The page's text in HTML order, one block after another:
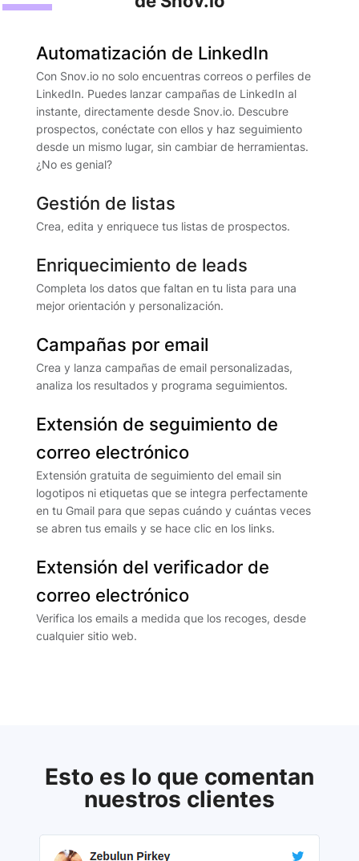
Automatización de LinkedIn
Con Snov.io no solo encuentras correos o perfiles de
LinkedIn. Puedes lanzar campañas de LinkedIn al
instante, directamente desde Snov.io. Descubre
prospectos, conéctate con ellos y haz seguimiento
desde un mismo lugar, sin cambiar de herramientas.
¿No es genial?
Gestión de listas
Crea, edita y enriquece tus listas de prospectos.
Enriquecimiento de leads
Completa los datos que faltan en tu lista para una
mejor orientación y personalización.
Campañas por email
Crea y lanza campañas de email personalizadas,
analiza los resultados y programa seguimientos.
Extensión de seguimiento de
correo electrónico
Extensión gratuita de seguimiento del email sin
logotipos ni etiquetas que se integra perfectamente
en tu Gmail para que sepas cuándo y cuántas veces
se abren tus emails y se hace clic en los links.
Extensión del verificador de
correo electrónico
Verifica los emails a medida que los recoges, desde
cualquier sitio web.
Esto es lo que comentan
nuestros clientes